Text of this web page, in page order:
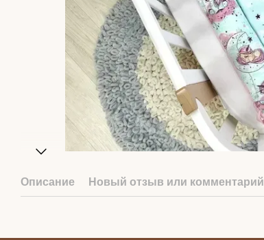
Описание Новый отзыв или комментарий